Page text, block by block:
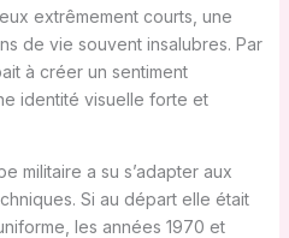
extrêmement courts, une
de vie souvent insalubres. Par
à créer un sentiment
identité visuelle forte et
militaire a su s’adapter aux
Si au départ elle était
les années 1970 et